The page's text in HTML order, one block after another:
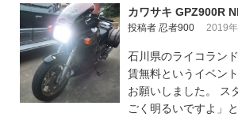
カワサキ GPZ900R
投稿者 忍者900 2019
石川県のライコラン
賃無料というイベン
お願いしました。 ス
ごく明るいですよ」